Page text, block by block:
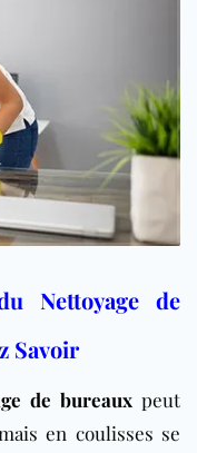
Nettoyage de
Savoir
de bureauxpeut
en coulisses se